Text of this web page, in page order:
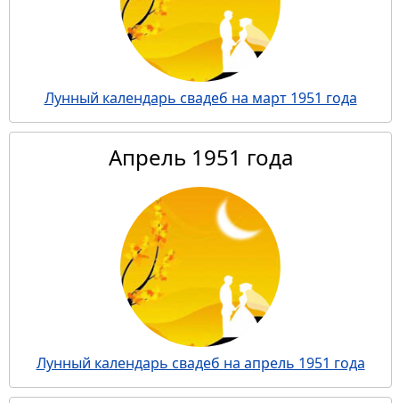
Лунный календарь свадеб на март 1951 года
Апрель 1951 года
Лунный календарь свадеб на апрель 1951 года